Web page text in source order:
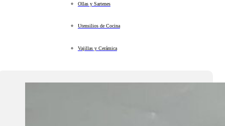
Ollas y Sartenes
Utensilios de Cocina
Vajillas y Cerámica